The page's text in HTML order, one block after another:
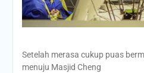
Setelah merasa cukup puas
menuju Masjid Cheng